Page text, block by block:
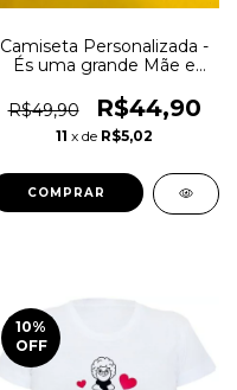
Camiseta Personalizada -
És uma grande Mãe e
R$49,90
R$44,90
11 x de R$5,02
COMPRAR
10%
OFF